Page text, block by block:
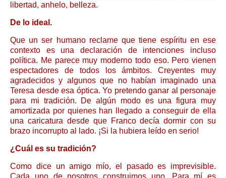
libertad, anhelo, belleza.
De lo ideal.
Que un ser humano reclame que tiene espíritu en ese
contexto es una declaración de intenciones incluso
política. Me parece muy moderno todo eso. Pero vienen
espectadores de todos los ámbitos. Creyentes muy
agradecidos y algunos que no habían imaginado una
Teresa desde esa óptica. Yo pretendo ganar al personaje
para mi tradición. De algún modo es una figura muy
amortizada por quienes han llegado a conseguir de ella
una caricatura desde que Franco decía dormir con su
brazo incorrupto al lado. ¡Si la hubiera leído en serio!
¿Cuál es su tradición?
Como dice un amigo mío, el pasado es imprevisible.
Cada uno de nosotros construimos uno. Para mí es